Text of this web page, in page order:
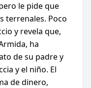
le pide que
terrenales. Poco
y revela que,
ha
de su padre y
y el niño. El
de dinero,